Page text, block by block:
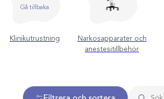
Gå tillbaka
Klinikutrustning
Narkosapparater och
anestesitillbehör